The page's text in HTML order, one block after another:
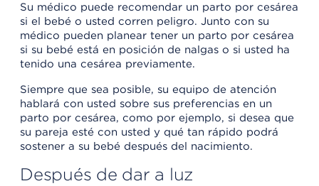
Su médico puede recomendar un parto por cesárea
si el bebé o usted corren peligro. Junto con su
médico pueden planear tener un parto por cesárea
si su bebé está en posición de nalgas o si usted ha
tenido una cesárea previamente.
Siempre que sea posible, su equipo de atención
hablará con usted sobre sus preferencias en un
parto por cesárea, como por ejemplo, si desea que
su pareja esté con usted y qué tan rápido podrá
sostener a su bebé después del nacimiento.
Después de dar a luz